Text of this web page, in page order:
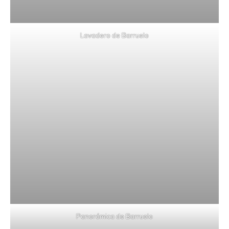
Lavadero de Barruelo
Panorámica de Barruelo